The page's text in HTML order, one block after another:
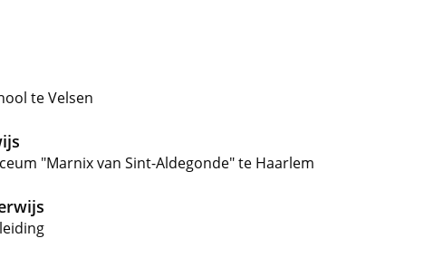
te Velsen
"Marnix van Sint-Aldegonde" te Haarlem